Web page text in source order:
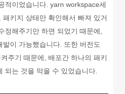
적이었습니다. yarn workspace세
키지 상태만 확인해서 빠져 있거
정해주기만 하면 되었기 때문에,
이 가능했습니다. 또한 버전도
주기 때문에, 배포간 하나의 패키
되는 것을 막을 수 있었습니다.